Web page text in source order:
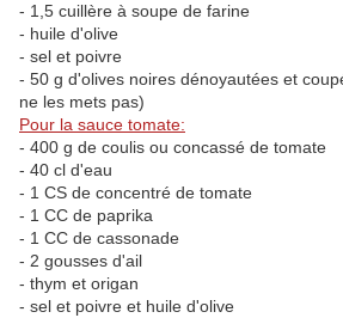
- 1,5 cuillère à soupe de farine
- huile d'olive
- sel et poivre
- 50 g d'olives noires dénoyautées et
ne les mets pas)
Pour la sauce tomate:
- 400 g de coulis ou concassé de tomate
- 40 cl d'eau
- 1 CS de concentré de tomate
- 1 CC de paprika
- 1 CC de cassonade
- 2 gousses d'ail
- thym et origan
- sel et poivre et huile d'olive